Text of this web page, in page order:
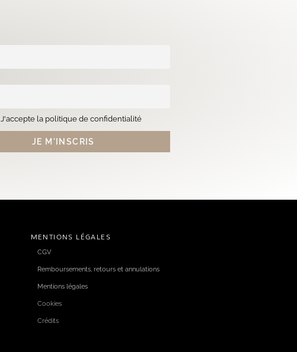
J'accepte la politique de confidentialité
MENTIONS LÉGALES
CGV
Remboursements, retours et annulations
Mentions légales
Cookies
Crédits